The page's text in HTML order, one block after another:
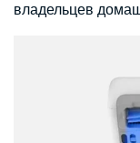
владельцев